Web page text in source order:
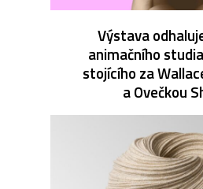
Výstava
animačního
stojícího za
a Ovečkou